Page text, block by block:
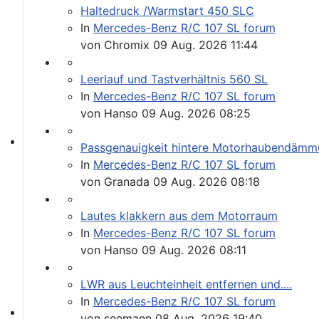
SL und SLC in jeder Farbe sehen
Haltedruck /Warmstart 450 SLC
In Mercedes-Benz R/C 107 SL forum
von Chromix 09 Aug. 2026 11:44
Leerlauf und Tastverhältnis 560 SL
In Mercedes-Benz R/C 107 SL forum
von Hanso 09 Aug. 2026 08:25
Passgenauigkeit hintere
In Mercedes-Benz R/C 107 SL forum
von Granada 09 Aug. 2026 08:18
Lautes klakkern aus dem Motorraum
In Mercedes-Benz R/C 107 SL forum
von Hanso 09 Aug. 2026 08:11
LWR aus Leuchteinheit entfernen und....
In Mercedes-Benz R/C 107 SL forum